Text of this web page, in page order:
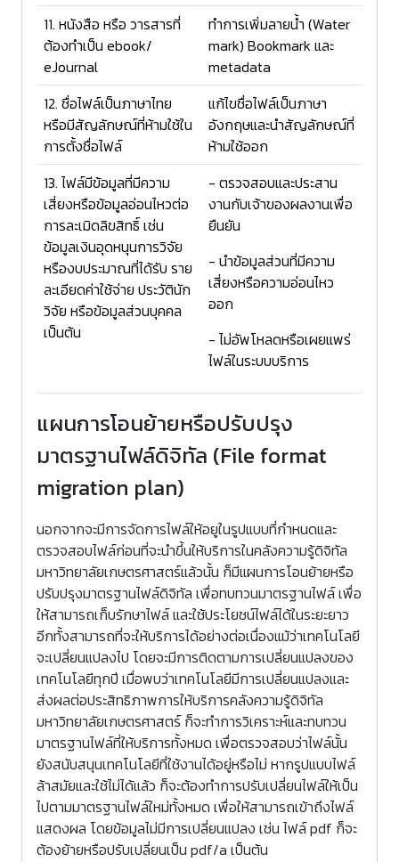
11. หนังสือ หรือ วารสารที่
ต้องทำเป็น ebook/
eJournal
ทำการเพิ่มลายน้ำ (Water
mark) Bookmark และ
metadata
12. ชื่อไฟล์เป็นภาษาไทย
หรือมีสัญลักษณ์ที่ห้ามใช้ใน
การตั้งชื่อไฟล์
แก้ไขชื่อไฟล์เป็นภาษา
อังกฤษและนำสัญลักษณ์ที่
ห้ามใช้ออก
13. ไฟล์มีข้อมูลที่มีความ
เสี่ยงหรือข้อมูลอ่อนไหวต่อ
การละเมิดลิขสิทธิ์ เช่น
ข้อมูลเงินอุดหนุนการวิจัย
หรืองบประมาณที่ได้รับ ราย
ละเอียดค่าใช้จ่าย ประวัตินัก
วิจัย หรือข้อมูลส่วนบุคคล
เป็นต้น
- ตรวจสอบและประสาน
งานกับเจ้าของผลงานเพื่อ
ยืนยัน
- นำข้อมูลส่วนที่มีความ
เสี่ยงหรือความอ่อนไหว
ออก
- ไม่อัพโหลดหรือเผยแพร่
ไฟล์ในระบบบริการ
แผนการโอนย้ายหรือปรับปรุง
มาตรฐานไฟล์ดิจิทัล (File format
migration plan)
นอกจากจะมีการจัดการไฟล์ให้อยูในรูปแบบที่กำหนดและ
ตรวจสอบไฟล์ก่อนที่จะนำขึ้นให้บริการในคลังความรู้ดิจิทัล
มหาวิทยาลัยเกษตรศาสตร์แล้วนั้น ก็มีแผนการโอนย้ายหรือ
ปรับปรุงมาตรฐานไฟล์ดิจิทัล เพื่อทบทวนมาตรฐานไฟล์ เพื่อ
ให้สามารถเก็บรักษาไฟล์ และใช้ประโยชน์ไฟล์ได้ในระยะยาว
อีกทั้งสามารถที่จะให้บริการได้อย่างต่อเนื่องแม้ว่าเทคโนโลยี
จะเปลี่ยนแปลงไป โดยจะมีการติดตามการเปลี่ยนแปลงของ
เทคโนโลยีทุกปี เมื่อพบว่าเทคโนโลยีมีการเปลี่ยนแปลงและ
ส่งผลต่อประสิทธิภาพการให้บริการคลังความรู้ดิจิทัล
มหาวิทยาลัยเกษตรศาสตร์ ก็จะทำการวิเคราะห์และทบทวน
มาตรฐานไฟล์ที่ให้บริการทั้งหมด เพื่อตรวจสอบว่าไฟล์นั้น
ยังสนับสนุนเทคโนโลยีที่ใช้งานได้อยู่หรือไม่ หากรูปแบบไฟล์
ล้าสมัยและใช้ไม่ได้แล้ว ก็จะต้องทำการปรับเปลี่ยนไฟล์ให้เป็น
ไปตามมาตรฐานไฟล์ใหม่ทั้งหมด เพื่อให้สามารถเข้าถึงไฟล์
แสดงผล โดยข้อมูลไม่มีการเปลี่ยนแปลง เช่น ไฟล์ pdf ก็จะ
ต้องย้ายหรือปรับเปลี่ยนเป็น pdf/a เป็นต้น